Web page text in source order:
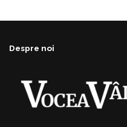
Despre noi